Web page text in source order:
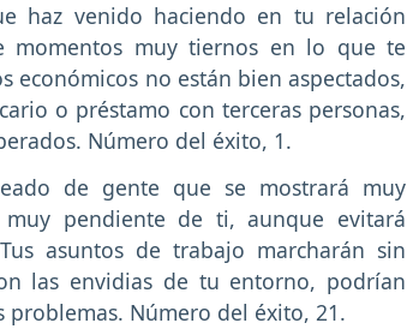
haz venido haciendo en tu relación
momentos muy tiernos en lo que te
económicos no están bien aspectados,
o préstamo con terceras personas,
Número del éxito, 1.
de gente que se mostrará muy
pendiente de ti, aunque evitará
asuntos de trabajo marcharán sin
las envidias de tu entorno, podrían
Número del éxito, 21.